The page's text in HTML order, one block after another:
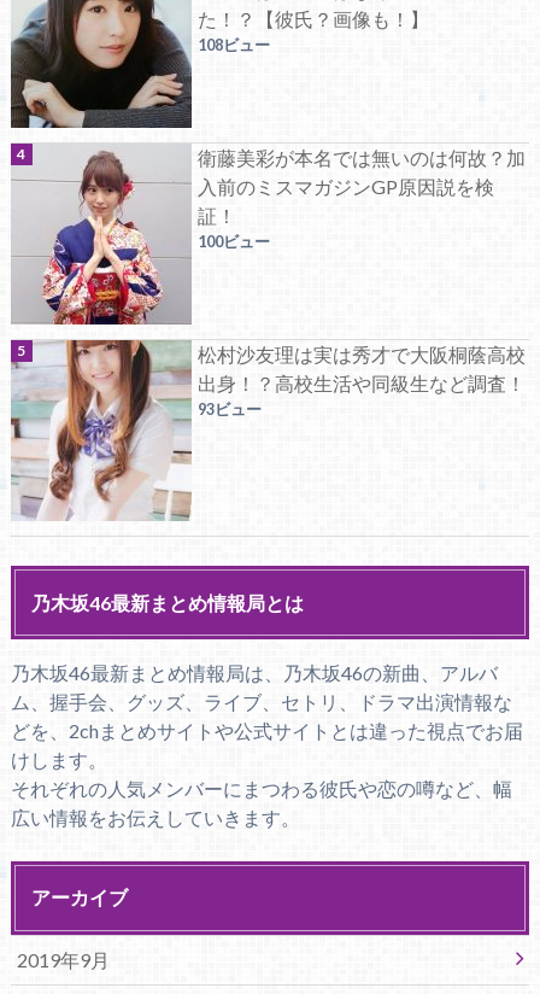
た！？【彼氏？画像も！】
108ビュー
衛藤美彩が本名では無いのは何故？加
入前のミスマガジンGP原因説を検
証！
100ビュー
松村沙友理は実は秀才で大阪桐蔭高校
出身！？高校生活や同級生など調査！
93ビュー
乃木坂46最新まとめ情報局とは
乃木坂46最新まとめ情報局は、乃木坂46の新曲、アルバ
ム、握手会、グッズ、ライブ、セトリ、ドラマ出演情報な
どを、2chまとめサイトや公式サイトとは違った視点でお届
けします。
それぞれの人気メンバーにまつわる彼氏や恋の噂など、幅
広い情報をお伝えしていきます。
アーカイブ
2019年9月